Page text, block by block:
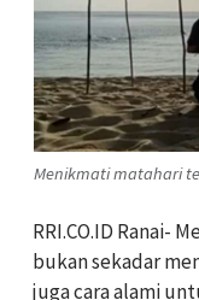
Menikmati matahari
RRI.CO.ID Ranai-
bukan sekadar
juga cara alami